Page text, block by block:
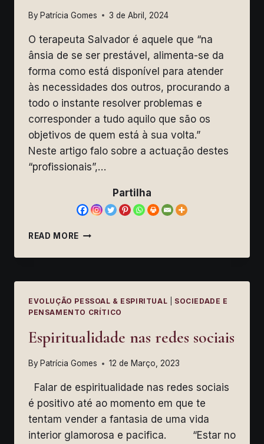
By Patrícia Gomes 3 de Abril, 2024
O terapeuta Salvador é aquele que “na
ânsia de se ser prestável, alimenta-se da
forma como está disponível para atender
às necessidades dos outros, procurando a
todo o instante resolver problemas e
corresponder a tudo aquilo que são os
objetivos de quem está à sua volta.”
Neste artigo falo sobre a actuação destes
“profissionais”,…
Partilha
READ MORE TERAPEUTA
ALTRUÍSMO
IRRESPONSABILIDADE?
EVOLUÇÃO PESSOAL & ESPIRITUAL
SOCIEDADE E
PENSAMENTO CRÍTICO
Espiritualidade nas redes sociais
By Patrícia Gomes 12 de Março, 2023
Falar de espiritualidade nas redes sociais
é positivo até ao momento em que te
tentam vender a fantasia de uma vida
interior glamorosa e pacifica. “Estar no